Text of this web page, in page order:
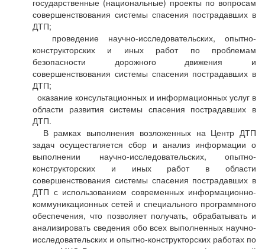
государственные (национальные) проекты по вопросам
совершенствования системы спасения пострадавших в
ДТП;
проведение научно-исследовательских, опытно-
конструкторских и иных работ по проблемам
безопасности дорожного движения и
совершенствования системы спасения пострадавших в
ДТП;
оказание консультационных и информационных услуг в
области развития системы спасения пострадавших в
ДТП.
В рамках выполнения возложенных на Центр ДТП
задач осуществляется сбор и анализ информации о
выполнении научно-исследовательских, опытно-
конструкторских и иных работ в области
совершенствования системы спасения пострадавших в
ДТП с использованием современных информационно-
коммуникационных сетей и специального программного
обеспечения, что позволяет получать, обрабатывать и
анализировать сведения обо всех выполненных научно-
исследовательских и опытно-конструкторских работах по